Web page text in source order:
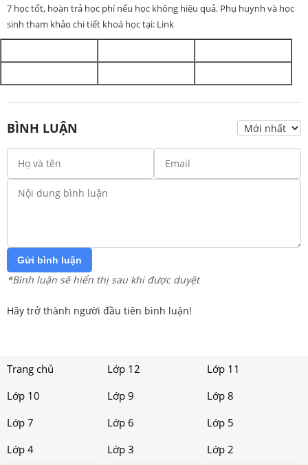
7 học tốt, hoàn trả học phí nếu học không hiệu quả. Phụ huynh và học
sinh tham khảo chi tiết khoá học tại: Link
BÌNH LUẬN
Gửi bình luận
*Bình luận sẽ hiển thị sau khi được duyệt
Hãy trở thành người đầu tiên bình luận!
Trang chủ Lớp 12
Lớp 11
Lớp 10
Lớp 9
Lớp 8
Lớp 7
Lớp 6
Lớp 5
Lớp 4
Lớp 3 Lớp 2